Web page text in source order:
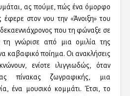
ας πούμε, πώς ένα όμορφο
έφερε στον νου την «Άνοιξη» του
που τη φώναξε σε
τη γνώρισε από μια ομιλία της
καβαφικό ποίημα. Οι ανακλήσεις
ενίοτε ιλιγγιωδώς, όταν
πίνακας ζωγραφικής, μια
ένα μουσικό κομμάτι. Έτσι, το